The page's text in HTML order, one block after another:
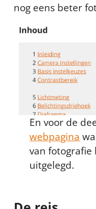
nog eens beter
En voor de
webpagina
van
uitgelegd.